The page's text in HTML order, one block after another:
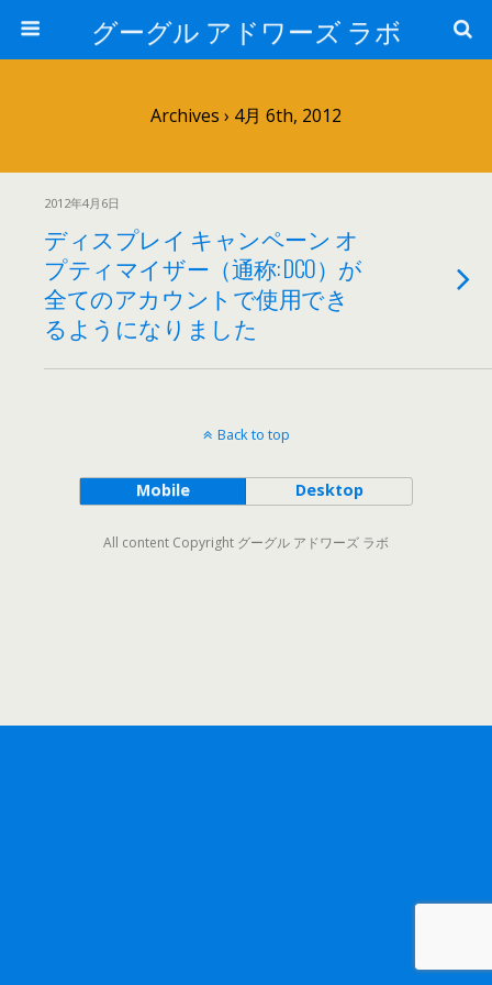
グーグル アドワーズ ラボ
Archives › 4月 6th, 2012
2012年4月6日
ディスプレイ キャンペーン オ
プティマイザー（通称: DCO）が
全てのアカウントで使用でき
るようになりました
Back to top
Mobile Desktop
All content Copyright グーグル アドワーズ ラボ